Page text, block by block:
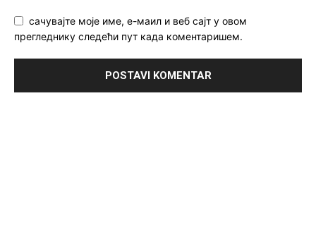
сачувајте моје име, е-маил и веб сајт у овом
прегледнику следећи пут када коментаришем.